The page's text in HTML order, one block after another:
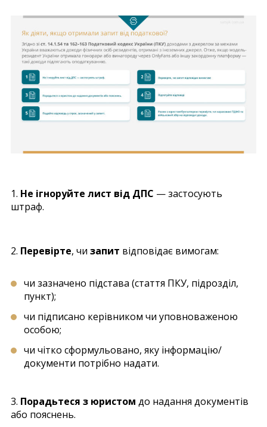
1. Не ігноруйте лист від ДПС — застосують
штраф.
2. Перевірте, чи запит відповідає вимогам:
чи зазначено підстава (стаття ПКУ, підрозділ,
пункт);
чи підписано керівником чи уповноваженою
особою;
чи чітко сформульовано, яку інформацію/
документи потрібно надати.
3. Порадьтеся з юристом до надання документів
або пояснень.